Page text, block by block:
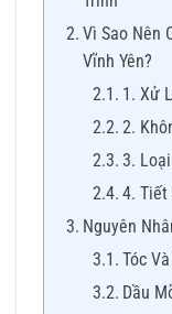
Vì Sao Nên
Vĩnh Yên?
1. Xử
2.
3.
4. Tiết
Nguyên
Tóc
Dầu